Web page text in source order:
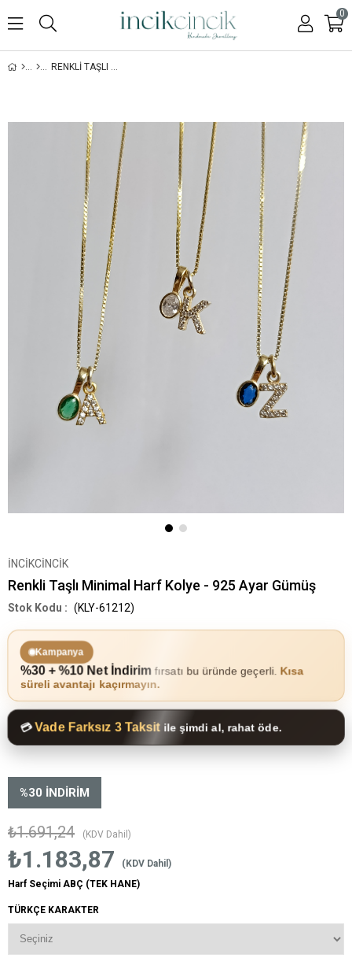
0
RENKLI TAŞLI MINIMAL HARF KOLYE - 925 AYAR GÜMÜŞ
İNCİKCİNCİK
Renkli Taşlı Minimal Harf Kolye - 925 Ayar Gümüş
(KLY-61212)
Kampanya
%30 + %10 Net İndirimfırsatı bu üründe geçerli. Kısa
süreli avantajı kaçırmayın.
💳Vade Farksız 3 Taksitile şimdi al, rahat öde.
%30 İNDIRIM
₺1.691,24 (KDV Dahil)
₺1.183,87
(KDV Dahil)
Harf Seçimi ABÇ (TEK HANE)
TÜRKÇE KARAKTER